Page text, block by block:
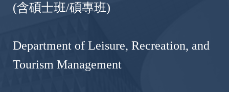
(含碩士班/碩專班)
Department of Leisure, Recreation, and
Tourism Management